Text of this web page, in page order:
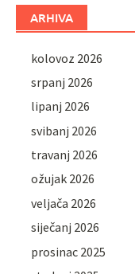
ARHIVA
kolovoz 2026
srpanj 2026
lipanj 2026
svibanj 2026
travanj 2026
ožujak 2026
veljača 2026
siječanj 2026
prosinac 2025